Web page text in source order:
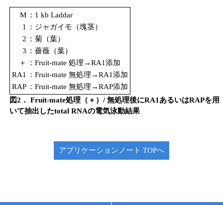
M ：1 kb Laddar
1 ：ジャガイモ（塊茎）
2 ：菊（葉）
3 ：薔薇（葉）
＋
：Fruit-mate 処理→RA1添加
RA1 ：Fruit-mate 無処理→RA1添加
RAP ：Fruit-mate 無処理→RAP添加
図2． Fruit-mate処理（＋）/ 無処理後にRA1あるいはRAPを用
いて抽出したtotal RNAの電気泳動結果
アプリケーションノート TOPへ